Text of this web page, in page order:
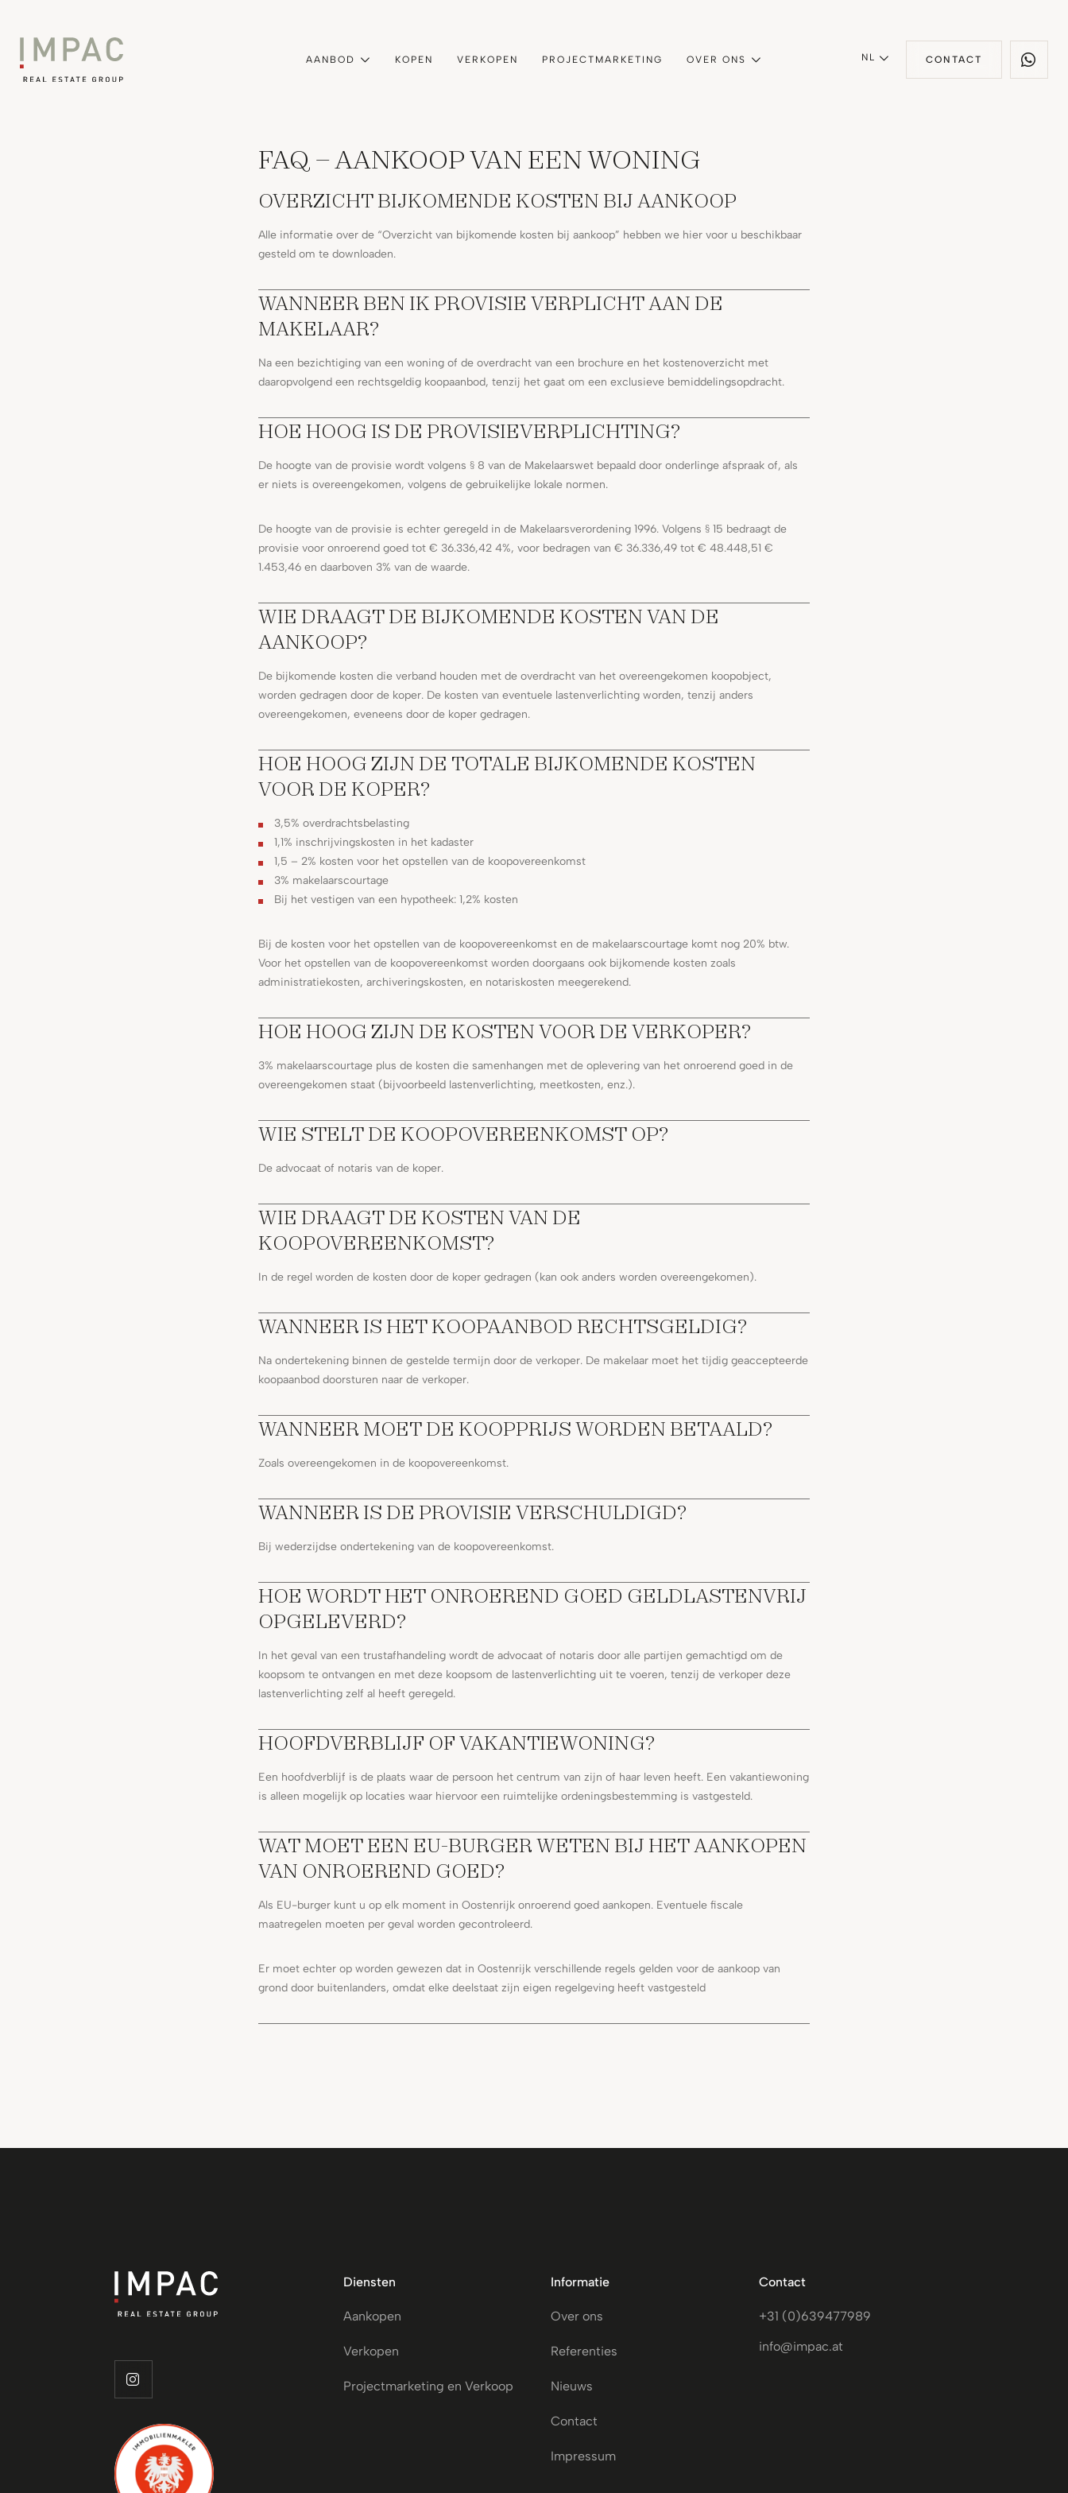
AANBOD KOPEN VERKOPEN PROJECTMARKETING OVER ONS NL CONTACT
FAQ – AANKOOP VAN EEN WONING
OVERZICHT BIJKOMENDE KOSTEN BIJ AANKOOP
Alle informatie over de “Overzicht van bijkomende kosten bij aankoop” hebben we hier voor u beschikbaar
gesteld om te downloaden.
WANNEER BEN IK PROVISIE VERPLICHT AAN DE
MAKELAAR?
Na een bezichtiging van een woning of de overdracht van een brochure en het kostenoverzicht met
daaropvolgend een rechtsgeldig koopaanbod, tenzij het gaat om een exclusieve bemiddelingsopdracht.
HOE HOOG IS DE PROVISIEVERPLICHTING?
De hoogte van de provisie wordt volgens § 8 van de Makelaarswet bepaald door onderlinge afspraak of, als
er niets is overeengekomen, volgens de gebruikelijke lokale normen.
De hoogte van de provisie is echter geregeld in de Makelaarsverordening 1996. Volgens § 15 bedraagt de
provisie voor onroerend goed tot € 36.336,42 4%, voor bedragen van € 36.336,49 tot € 48.448,51 €
1.453,46 en daarboven 3% van de waarde.
WIE DRAAGT DE BIJKOMENDE KOSTEN VAN DE
AANKOOP?
De bijkomende kosten die verband houden met de overdracht van het overeengekomen koopobject,
worden gedragen door de koper. De kosten van eventuele lastenverlichting worden, tenzij anders
overeengekomen, eveneens door de koper gedragen.
HOE HOOG ZIJN DE TOTALE BIJKOMENDE KOSTEN
VOOR DE KOPER?
3,5% overdrachtsbelasting
1,1% inschrijvingskosten in het kadaster
1,5 – 2% kosten voor het opstellen van de koopovereenkomst
3% makelaarscourtage
Bij het vestigen van een hypotheek: 1,2% kosten
Bij de kosten voor het opstellen van de koopovereenkomst en de makelaarscourtage komt nog 20% btw.
Voor het opstellen van de koopovereenkomst worden doorgaans ook bijkomende kosten zoals
administratiekosten, archiveringskosten, en notariskosten meegerekend.
HOE HOOG ZIJN DE KOSTEN VOOR DE VERKOPER?
3% makelaarscourtage plus de kosten die samenhangen met de oplevering van het onroerend goed in de
overeengekomen staat (bijvoorbeeld lastenverlichting, meetkosten, enz.).
WIE STELT DE KOOPOVEREENKOMST OP?
De advocaat of notaris van de koper.
WIE DRAAGT DE KOSTEN VAN DE
KOOPOVEREENKOMST?
In de regel worden de kosten door de koper gedragen (kan ook anders worden overeengekomen).
WANNEER IS HET KOOPAANBOD RECHTSGELDIG?
Na ondertekening binnen de gestelde termijn door de verkoper. De makelaar moet het tijdig geaccepteerde
koopaanbod doorsturen naar de verkoper.
WANNEER MOET DE KOOPPRIJS WORDEN BETAALD?
Zoals overeengekomen in de koopovereenkomst.
WANNEER IS DE PROVISIE VERSCHULDIGD?
Bij wederzijdse ondertekening van de koopovereenkomst.
HOE WORDT HET ONROEREND GOED GELDLASTENVRIJ
OPGELEVERD?
In het geval van een trustafhandeling wordt de advocaat of notaris door alle partijen gemachtigd om de
koopsom te ontvangen en met deze koopsom de lastenverlichting uit te voeren, tenzij de verkoper deze
lastenverlichting zelf al heeft geregeld.
HOOFDVERBLIJF OF VAKANTIEWONING?
Een hoofdverblijf is de plaats waar de persoon het centrum van zijn of haar leven heeft. Een vakantiewoning
is alleen mogelijk op locaties waar hiervoor een ruimtelijke ordeningsbestemming is vastgesteld.
WAT MOET EEN EU-BURGER WETEN BIJ HET AANKOPEN
VAN ONROEREND GOED?
Als EU-burger kunt u op elk moment in Oostenrijk onroerend goed aankopen. Eventuele fiscale
maatregelen moeten per geval worden gecontroleerd.
Er moet echter op worden gewezen dat in Oostenrijk verschillende regels gelden voor de aankoop van
grond door buitenlanders, omdat elke deelstaat zijn eigen regelgeving heeft vastgesteld
Diensten
Aankopen
Verkopen
Projectmarketing en Verkoop
Informatie
Over ons
Referenties
Nieuws
Contact
Impressum
Contact
+31 (0)639477989
info@impac.at